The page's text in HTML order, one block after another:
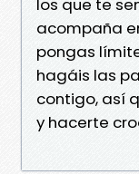
los que te
acompaña
pongas
hagáis las
contigo, así
y hacerte